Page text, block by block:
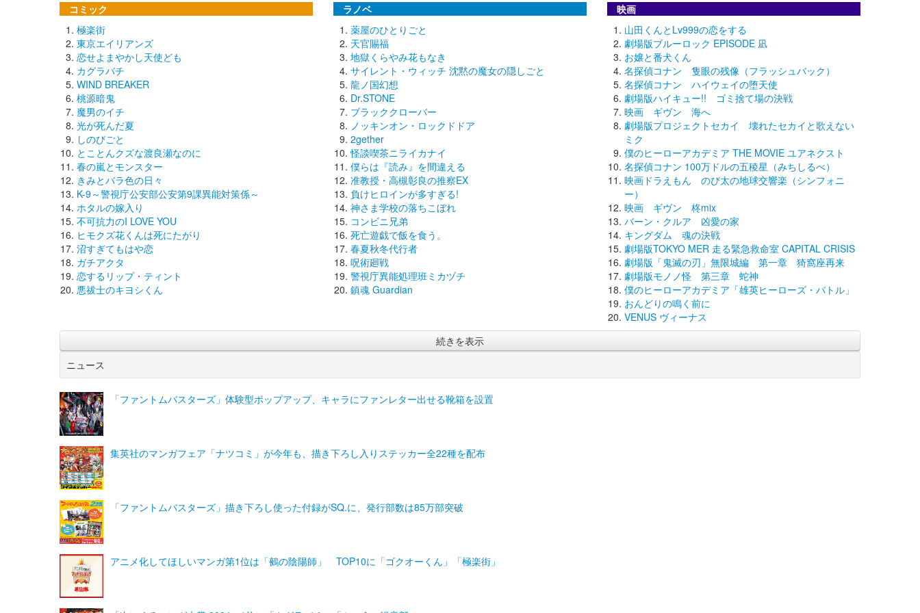
コミック
極楽街
東京エイリアンズ
恋せよまやかし天使ども
カグラバチ
WIND BREAKER
桃源暗鬼
魔男のイチ
光が死んだ夏
しのびごと
とことんクズな渡良瀬なのに
春の嵐とモンスター
きみとバラ色の日々
K-9～警視庁公安部公安第9課異能対策係～
ホタルの嫁入り
不可抗力のI LOVE YOU
ヒモクズ花くんは死にたがり
沼すぎてもはや恋
ガチアクタ
恋するリップ・ティント
悪祓士のキヨシくん
ラノベ
薬屋のひとりごと
天官賜福
地獄くらやみ花もなき
サイレント・ウィッチ 沈黙の魔女の隠しごと
龍ノ国幻想
Dr.STONE
ブラッククローバー
ノッキンオン・ロックドドア
2gether
怪談喫茶ニライカナイ
僕らは『読み』を間違える
准教授・高槻彰良の推察EX
負けヒロインが多すぎる!
神さま学校の落ちこぼれ
コンビニ兄弟
死亡遊戯で飯を食う。
春夏秋冬代行者
呪術廻戦
警視庁異能処理班ミカヅチ
鎮魂 Guardian
映画
山田くんとLv999の恋をする
劇場版ブルーロック EPISODE 凪
お嬢と番犬くん
名探偵コナン 隻眼の残像（フラッシュバック）
名探偵コナン ハイウェイの堕天使
劇場版ハイキュー!! ゴミ捨て場の決戦
映画 ギヴン 海へ
劇場版プロジェクトセカイ 壊れたセカイと歌えない
ミク
僕のヒーローアカデミア THE MOVIE ユアネクスト
名探偵コナン 100万ドルの五稜星（みちしるべ）
映画ドラえもん のび太の地球交響楽（シンフォニ
ー）
映画 ギヴン 柊mix
バーン・クルア 凶愛の家
キングダム 魂の決戦
劇場版TOKYO MER 走る緊急救命室 CAPITAL CRISIS
劇場版「鬼滅の刃」無限城編 第一章 猗窩座再来
劇場版モノノ怪 第三章 蛇神
僕のヒーローアカデミア「雄英ヒーローズ・バトル」
おんどりの鳴く前に
VENUS ヴィーナス
続きを表示
ニュース
「ファントムバスターズ」体験型ポップアップ、キャラにファンレター出せる靴箱を設置
集英社のマンガフェア「ナツコミ」が今年も、描き下ろし入りステッカー全22種を配布
「ファントムバスターズ」描き下ろし使った付録がSQ.に、発行部数は85万部突破
アニメ化してほしいマンガ第1位は「鵺の陰陽師」 TOP10に「ゴクオーくん」「極楽街」